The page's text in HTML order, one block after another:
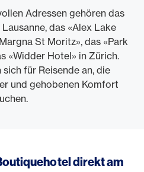
Adressen gehören das
das «Alex Lake
St Moritz», das «Park
«Widder Hotel» in Zürich.
für Reisende an, die
und gehobenen Komfort
direkt am